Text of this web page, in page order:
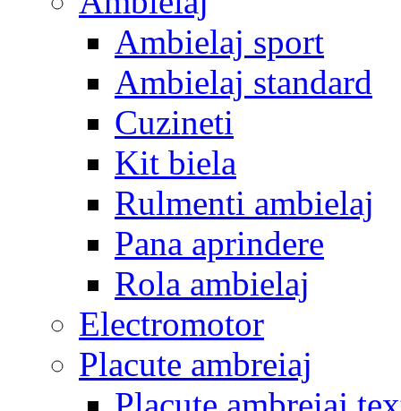
Ambielaj sport
Ambielaj standard
Cuzineti
Kit biela
Rulmenti ambielaj
Pana aprindere
Rola ambielaj
Electromotor
Placute ambreiaj